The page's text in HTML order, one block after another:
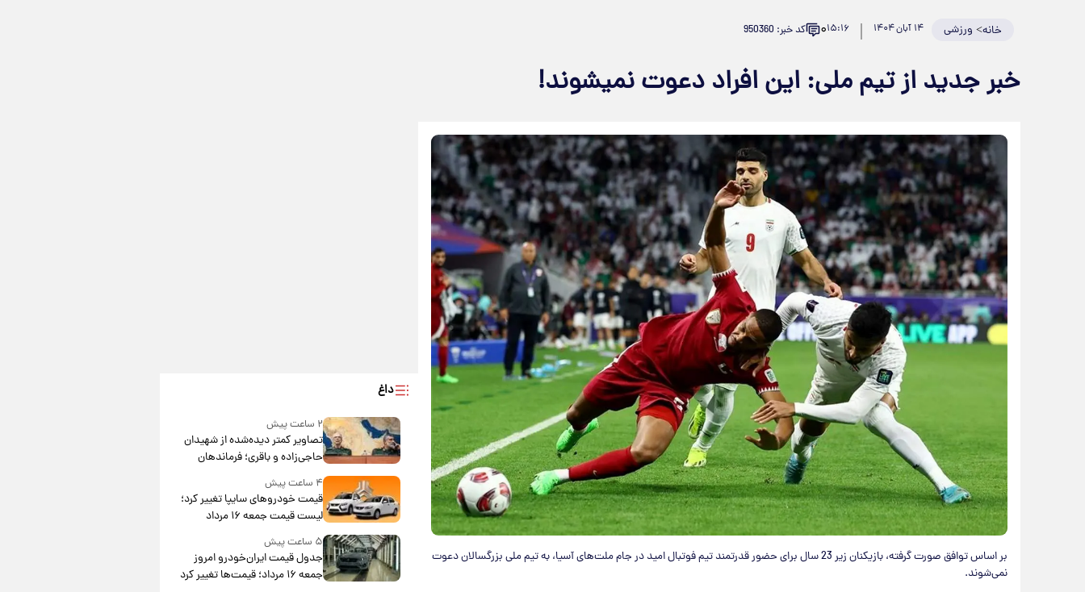
خانه> ورزشی ۱۴ آبان ۱۴۰۴ ۱۵:۱۶۰ کد خبر: 950360
خبر جدید از تیم ملی: این افراد دعوت نمیشوند!
بر اساس توافق صورت گرفته، بازیکنان زیر 23 سال برای حضور قدرتمند تیم فوتبال امید در جام ملت‌های آسیا، به تیم ملی بزرگسالان دعوت
نمی‌شوند.
داغ
۲ ساعت پیش
تصاویر کمتر دیده‌شده از شهیدان
حاجی‌زاده و باقری؛ فرماندهان
شهید هوافضای ایران
۴ ساعت پیش
قیمت خودروهای سایپا تغییر کرد؛
لیست قیمت جمعه ۱۶ مرداد
منتشر شد
۵ ساعت پیش
جدول قیمت ایران‌خودرو امروز
جمعه ۱۶ مرداد؛ قیمت‌ها تغییر کرد